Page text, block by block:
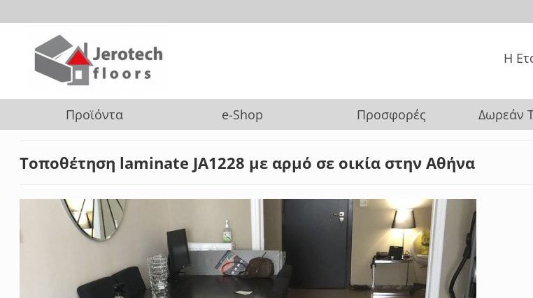
Η
Προϊόντα e-Shop Προσφορές Δωρεάν
Τοποθέτηση laminate JA1228 με αρμό σε οικία στην Αθήνα